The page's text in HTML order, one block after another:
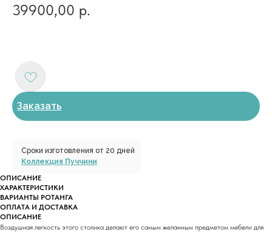
39900,00 р.
Заказать
Сроки изготовления от 20 дней
Коллекция Пуччини
ОПИСАНИЕ
ХАРАКТЕРИСТИКИ
ВАРИАНТЫ РОТАНГА
ОПЛАТА И ДОСТАВКА
ОПИСАНИЕ
Воздушная легкость этого столика делают его самым желанным предметом мебели для